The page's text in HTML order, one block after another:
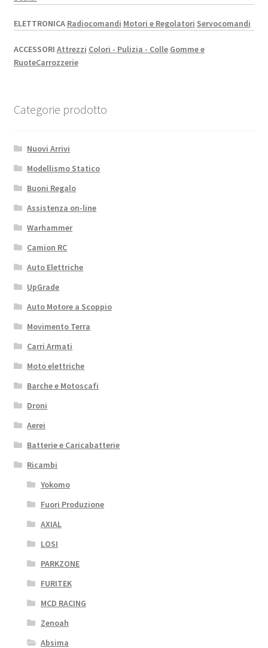
ELETTRONICA Radiocomandi Motori e Regolatori Servocomandi
ACCESSORI Attrezzi Colori - Pulizia - Colle Gomme e
RuoteCarrozzerie
Categorie prodotto
Nuovi Arrivi
Modellismo Statico
Buoni Regalo
Assistenza on-line
Warhammer
Camion RC
Auto Elettriche
UpGrade
Auto Motore a Scoppio
Movimento Terra
Carri Armati
Moto elettriche
Barche e Motoscafi
Droni
Aerei
Batterie e Caricabatterie
Ricambi
Yokomo
Fuori Produzione
AXIAL
LOSI
PARKZONE
FURITEK
MCD RACING
Zenoah
Absima